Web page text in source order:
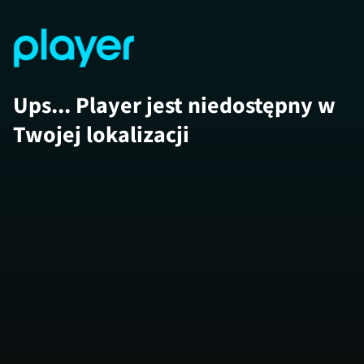
Ups... Player jest niedostępny w
Twojej lokalizacji